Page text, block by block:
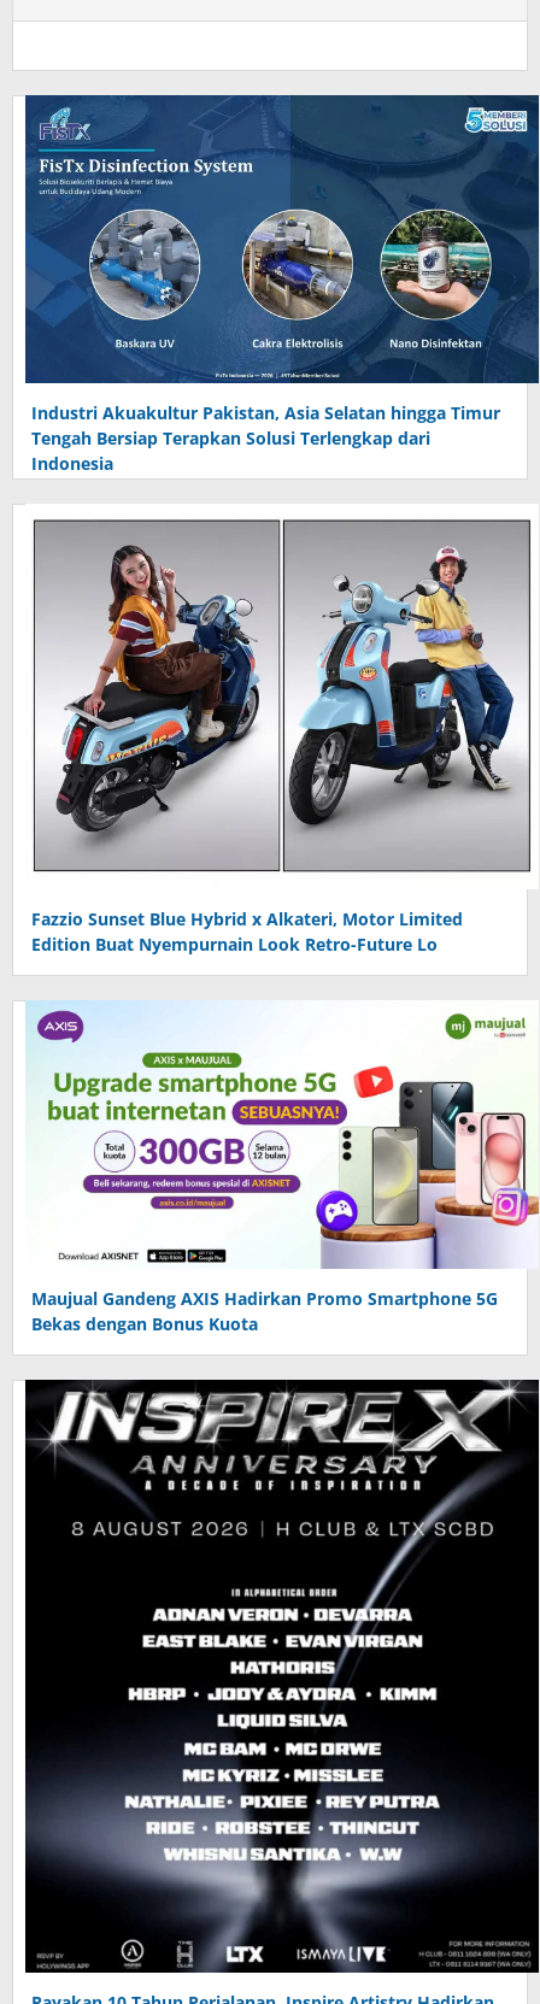
Industri Akuakultur Pakistan, Asia Selatan hingga Timur
Tengah Bersiap Terapkan Solusi Terlengkap dari
Indonesia
Fazzio Sunset Blue Hybrid x Alkateri, Motor Limited
Edition Buat Nyempurnain Look Retro-Future Lo
Maujual Gandeng AXIS Hadirkan Promo Smartphone 5G
Bekas dengan Bonus Kuota